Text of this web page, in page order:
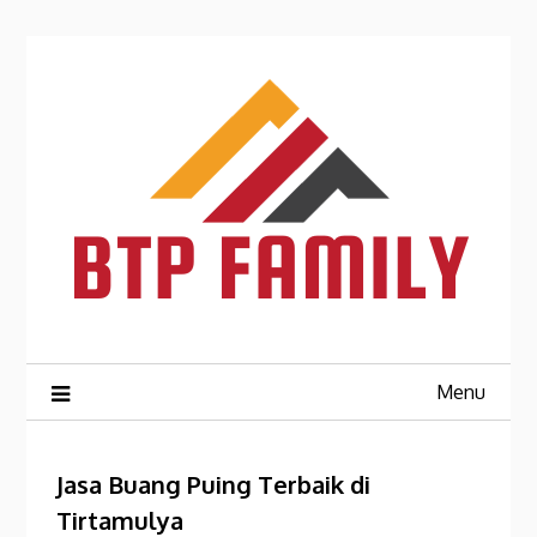
Menu
Jasa Buang Puing Terbaik di
Tirtamulya